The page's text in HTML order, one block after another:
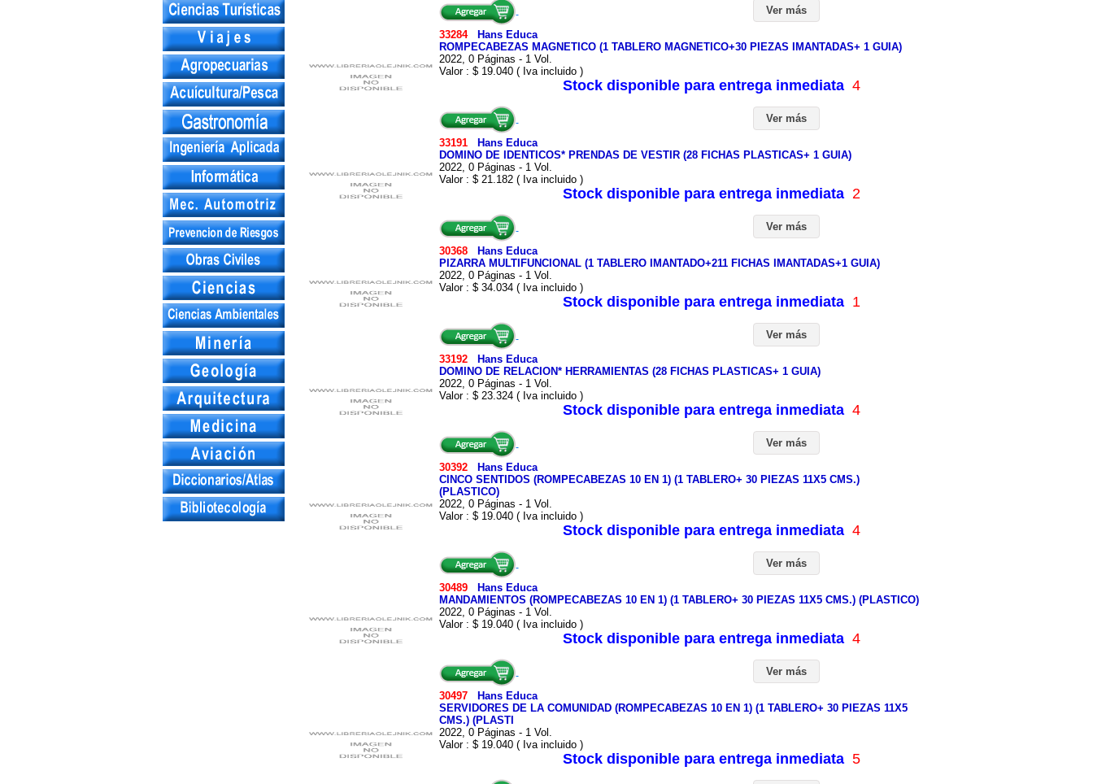
Ver más
33284
Hans Educa
ROMPECABEZAS MAGNETICO (1 TABLERO MAGNETICO+30 PIEZAS IMANTADAS+ 1 GUIA)
2022, 0 Páginas - 1 Vol.
Valor : $ 19.040 ( Iva incluido )
Stock disponible para entrega inmediata 4
Ver más
33191
Hans Educa
DOMINO DE IDENTICOS* PRENDAS DE VESTIR (28 FICHAS PLASTICAS+ 1 GUIA)
2022, 0 Páginas - 1 Vol.
Valor : $ 21.182 ( Iva incluido )
Stock disponible para entrega inmediata 2
Ver más
30368
Hans Educa
PIZARRA MULTIFUNCIONAL (1 TABLERO IMANTADO+211 FICHAS IMANTADAS+1 GUIA)
2022, 0 Páginas - 1 Vol.
Valor : $ 34.034 ( Iva incluido )
Stock disponible para entrega inmediata 1
Ver más
33192
Hans Educa
DOMINO DE RELACION* HERRAMIENTAS (28 FICHAS PLASTICAS+ 1 GUIA)
2022, 0 Páginas - 1 Vol.
Valor : $ 23.324 ( Iva incluido )
Stock disponible para entrega inmediata 4
Ver más
30392
Hans Educa
CINCO SENTIDOS (ROMPECABEZAS 10 EN 1) (1 TABLERO+ 30 PIEZAS 11X5 CMS.)
(PLASTICO)
2022, 0 Páginas - 1 Vol.
Valor : $ 19.040 ( Iva incluido )
Stock disponible para entrega inmediata 4
Ver más
30489
Hans Educa
MANDAMIENTOS (ROMPECABEZAS 10 EN 1) (1 TABLERO+ 30 PIEZAS 11X5 CMS.) (PLASTICO)
2022, 0 Páginas - 1 Vol.
Valor : $ 19.040 ( Iva incluido )
Stock disponible para entrega inmediata 4
Ver más
30497
Hans Educa
SERVIDORES DE LA COMUNIDAD (ROMPECABEZAS 10 EN 1) (1 TABLERO+ 30 PIEZAS 11X5
CMS.) (PLASTI
2022, 0 Páginas - 1 Vol.
Valor : $ 19.040 ( Iva incluido )
Stock disponible para entrega inmediata 5